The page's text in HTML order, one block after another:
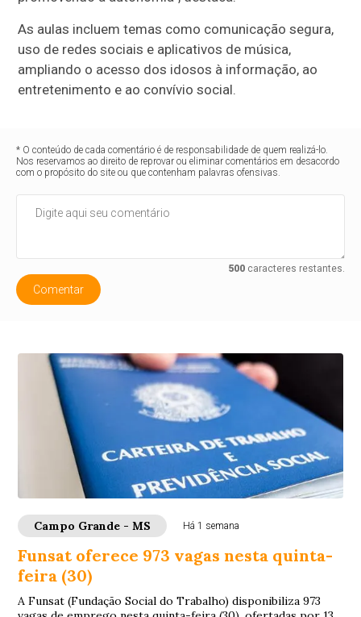
As aulas incluem temas como comunicação segura,
uso de redes sociais e aplicativos de música,
ampliando o acesso dos idosos à informação, ao
entretenimento e ao convívio social.
* O conteúdo de cada comentário é de responsabilidade de quem realizá-lo.
Nos reservamos ao direito de reprovar ou eliminar comentários em desacordo
com o propósito do site ou que contenham palavras ofensivas.
500caracteres restantes.
Comentar
Campo Grande - MS Há 1 semana
Funsat oferece 973 vagas nesta quinta-
feira (30)
A Funsat (Fundação Social do Trabalho) disponibiliza 973